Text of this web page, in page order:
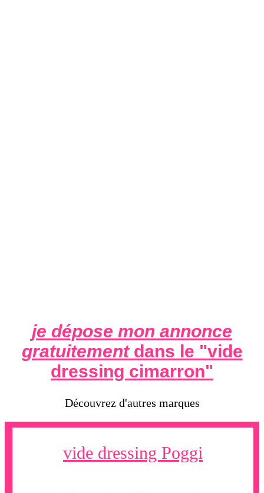
je dépose mon annonce
gratuitementdans le "vide
dressing cimarron"
Découvrez d'autres marques
vide dressing Poggi